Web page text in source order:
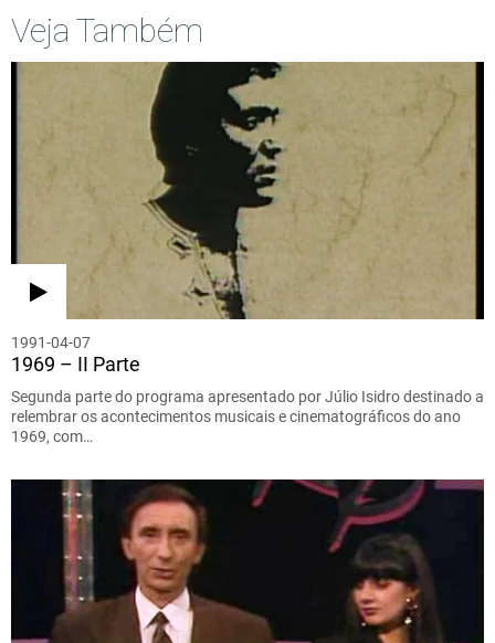
Veja Também
1991-04-07
1969 – II Parte
Segunda parte do programa apresentado por Júlio Isidro destinado a
relembrar os acontecimentos musicais e cinematográficos do ano
1969, com…